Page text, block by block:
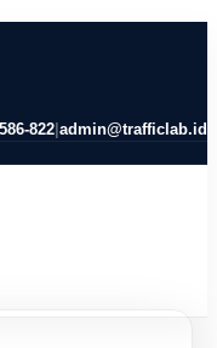
822 admin@trafficlab.id